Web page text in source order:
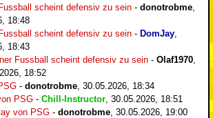
scheint defensiv zu sein - donotrobme
18:48
scheint defensiv zu sein - DomJay
18:43
Fussball scheint defensiv zu sein - Olaf1970
18:52
- donotrobme 30.05.2026, 18:34
PSG - Chill-Instructor 30.05.2026, 18:51
von PSG - donotrobme 30.05.2026, 19:00